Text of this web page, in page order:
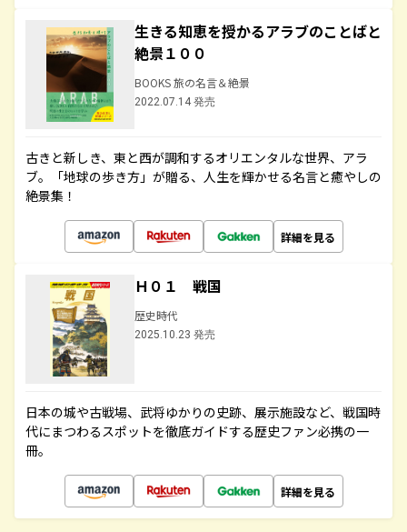
生きる知恵を授かるアラブのことばと
絶景１００
BOOKS 旅の名言＆絶景
2022.07.14 発売
古きと新しき、東と西が調和するオリエンタルな世界、アラ
ブ。「地球の歩き方」が贈る、人生を輝かせる名言と癒やしの
絶景集！
詳細を見る
Ｈ０１ 戦国
歴史時代
2025.10.23 発売
日本の城や古戦場、武将ゆかりの史跡、展示施設など、戦国時
代にまつわるスポットを徹底ガイドする歴史ファン必携の一
冊。
詳細を見る